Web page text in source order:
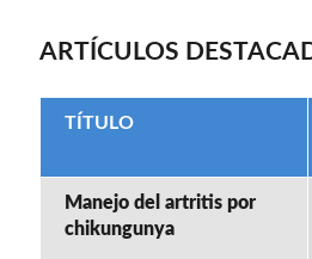
ARTÍCULOS
TÍTULO
Manejo del artritis por
chikungunya